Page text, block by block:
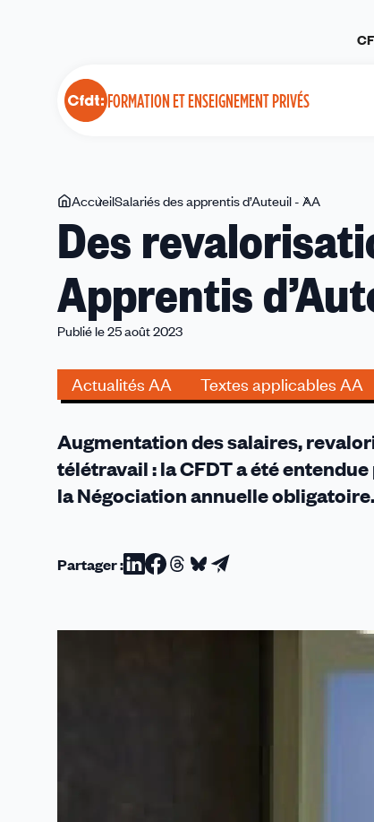
FORMATION ET ENSEIGNEMENT PRIVÉS
Vous
êtes
AccueilSalariés des apprentis d’Auteuil - AA
Des
Apprentis
Publié le 25 août 2023
Actualités AA Textes applicables AA
Augmentation des salaires,
télétravail : la CFDT a été
la Négociation annuelle obligatoire.
Partager :Partager
Linkedin
Partager
Facebook
Partager
Threads
Partager
Bluesky
Partager
email